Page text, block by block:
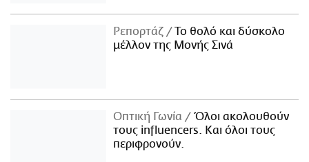
Ρεπορτάζ
Το θολό και δύσκολο
μέλλον της Μονής Σινά
Οπτική Γωνία
Όλοι ακολουθούν
τους influencers. Και όλοι τους
περιφρονούν.